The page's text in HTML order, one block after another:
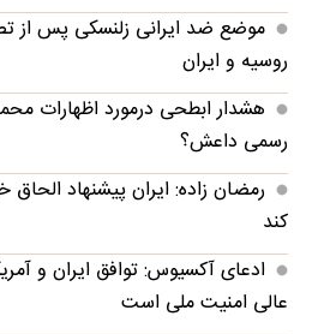
موضع ضد ایرانی زلنسکی پس از
روسیه و ایران
هشدار ابطحی درمورد اظهارات
رسمی داعش؟
رمضان زاده: ایران پیشنهاد
کند
ادعای آکسیوس: توافق ایران و
عالی امنیت ملی است